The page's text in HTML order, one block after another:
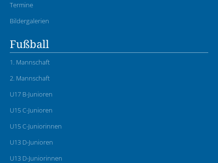
Termine
Bildergalerien
Fußball
1. Mannschaft
2. Mannschaft
U17 B-Junioren
U15 C-Junioren
U15 C-Juniorinnen
U13 D-Junioren
U13 D-Juniorinnen